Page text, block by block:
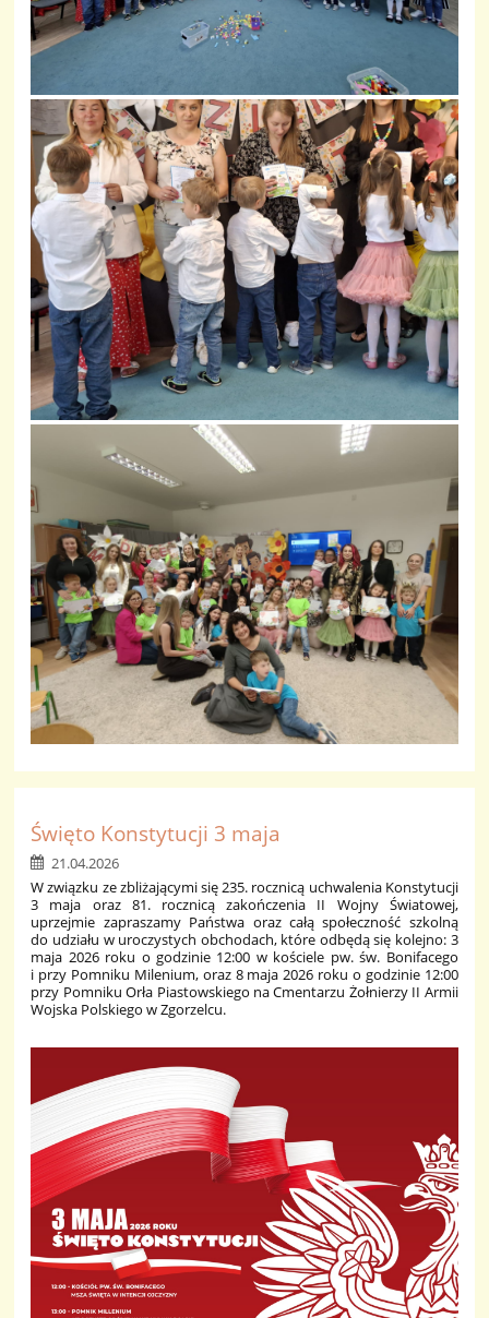
Święto Konstytucji 3 maja
21.04.2026
W związku ze zbliżającymi się 235. rocznicą uchwalenia Konstytucji
3 maja oraz 81. rocznicą zakończenia II Wojny Światowej,
uprzejmie zapraszamy Państwa oraz całą społeczność szkolną
do udziału w uroczystych obchodach, które odbędą się kolejno: 3
maja 2026 roku o godzinie 12:00 w kościele pw. św. Bonifacego
i przy Pomniku Milenium, oraz 8 maja 2026 roku o godzinie 12:00
przy Pomniku Orła Piastowskiego na Cmentarzu Żołnierzy II Armii
Wojska Polskiego w Zgorzelcu.